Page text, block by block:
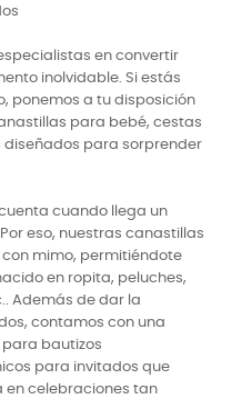
en convertir
inolvidable. Si estás
ponemos a tu disposición
para bebé, cestas
diseñados para sorprender
cuando llega un
eso, nuestras canastillas
mimo, permitiéndote
en ropita, peluches,
Además de dar la
contamos con una
bautizos
para invitados que
en celebraciones tan